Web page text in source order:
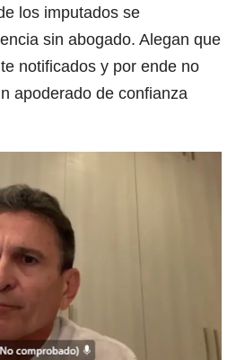
los imputados se
sin abogado. Alegan que
notificados y por ende no
apoderado de confianza